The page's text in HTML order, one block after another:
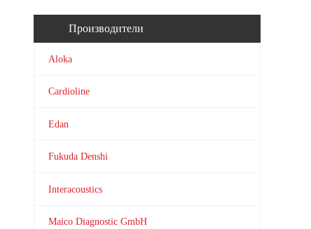
Производители
Aloka
Cardioline
Edan
Fukuda Denshi
Interacoustics
Maico Diagnostic GmbH